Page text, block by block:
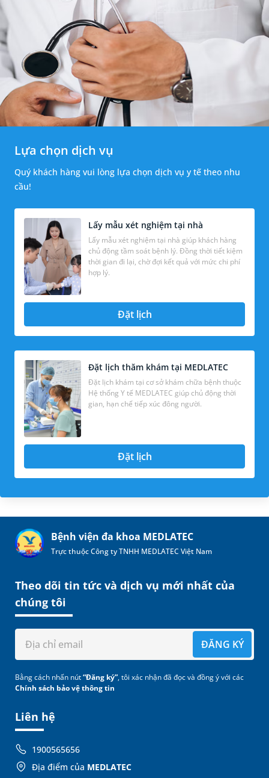
Lựa chọn dịch vụ
Quý khách hàng vui lòng lựa chọn dịch vụ y tế theo nhu
cầu!
Lấy mẫu xét nghiệm tại nhà
Lấy mẫu xét nghiệm tại nhà giúp khách hàng
chủ động tầm soát bệnh lý. Đồng thời tiết kiệm
thời gian đi lại, chờ đợi kết quả với mức chi phí
hợp lý.
Đặt lịch
Đặt lịch thăm khám tại MEDLATEC
Đặt lịch khám tại cơ sở khám chữa bệnh thuộc
Hệ thống Y tế MEDLATEC giúp chủ động thời
gian, hạn chế tiếp xúc đông người.
Đặt lịch
Bệnh viện đa khoa MEDLATEC
Trực thuộc Công ty TNHH MEDLATEC Việt Nam
Liên hệ
1900565656
Địa điểm của MEDLATEC
Theo dõi tin tức và dịch vụ mới nhất của
chúng tôi
ĐĂNG KÝ
Bằng cách nhấn nút“Đăng ký”, tôi xác nhận đã đọc và đồng ý với các
Chính sách bảo vệ thông tin